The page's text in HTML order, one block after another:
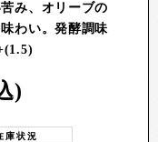
み、オリーブの
わい。発酵調味
)
庫状況